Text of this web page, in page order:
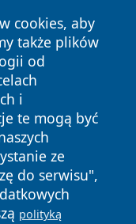
cookies, aby
także plików
od
i
te mogą być
ze
do serwisu",
polityką
prawa
Polityka
Cookies